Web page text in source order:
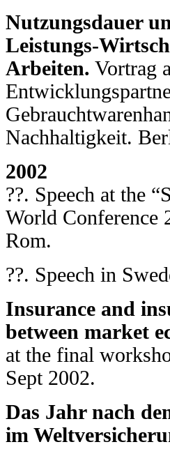
Nutzungsdauer
Leistungs-
Arbeiten. Vortrag
Nachhaltigkeit.
2002
??. Speech at the
World Conference
Rom.
??. Speech in
Insurance and
between market
at the final
Sept 2002.
Das Jahr nach
im